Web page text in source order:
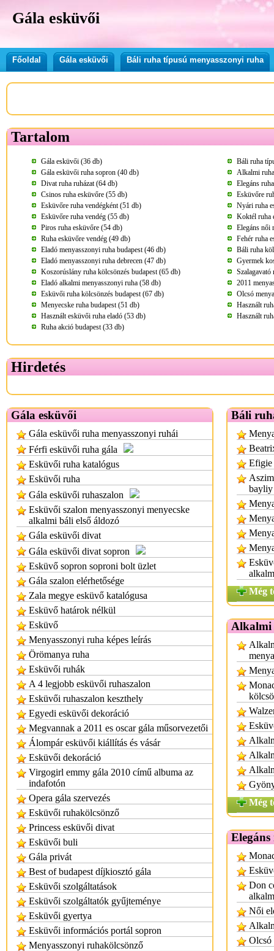
Gála esküvői
Főoldal Gála esküvői Báli ruha típusú menyasszonyi ruha
Tartalom
Gála esküvői (36 db)
Báli ruha
Gála esküvői ruha sopron (40 db)
Alkalmi
Divat ruha ruházat (64 db)
Elegáns
Csinos ruha esküvőre (55 db)
Esküvőre
Esküvőre ruha vendégként (51 db)
Nyári ruha
Esküvőre ruha vendég (55 db)
Koktél ruha
Piros ruha esküvőre (54 db)
Elegáns női
Ruha esküvőre vendég (49 db)
Fehér ruha
Eladó menyasszonyi ruha budapest (46 db)
Báli ruha
Eladó menyasszonyi ruha debrecen (47 db)
Gyermek
Koszorúslány ruha kölcsönzés budapest (65 db)
Szalagavató
Eladó alkalmi menyasszonyi ruha (58 db)
2011
Esküvői ruha kölcsönzés budapest (67 db)
Olcsó
Menyecske ruha budapest (51 db)
Használt
Használt esküvői ruha eladó (53 db)
Használt
Ruha akció budapest (33 db)
Hirdetés
Gála esküvői
Gála esküvői ruha menyasszonyi ruhái
Férfi esküvői ruha gála
Esküvői ruha katalógus
Esküvői ruha
Gála esküvői ruhaszalon
Esküvői szalon menyasszonyi menyecske
alkalmi báli első áldozó
Gála esküvői divat
Gála esküvői divat sopron
Esküvő sopron soproni bolt üzlet
Gála szalon elérhetősége
Zala megye esküvő katalógusa
Esküvő határok nélkül
Esküvő
Menyasszonyi ruha képes leírás
Örömanya ruha
Esküvői ruhák
A 4 legjobb esküvői ruhaszalon
Esküvői ruhaszalon keszthely
Egyedi esküvői dekoráció
Megvannak a 2011 es oscar gála műsorvezetői
Álompár esküvői kiállítás és vásár
Esküvői dekoráció
Virgogirl emmy gála 2010 című albuma az
indafotón
Opera gála szervezés
Esküvői ruhakölcsönző
Princess esküvői divat
Esküvői buli
Gála privát
Best of budapest díjkiosztó gála
Esküvői szolgáltatások
Esküvői szolgáltatók gyűjteménye
Esküvői gyertya
Esküvői információs portál sopron
Menyasszonyi ruhakölcsönző
Báli
Efigie
bayliy
Még
Alkalmi
Még
Don
Női
Olcsó